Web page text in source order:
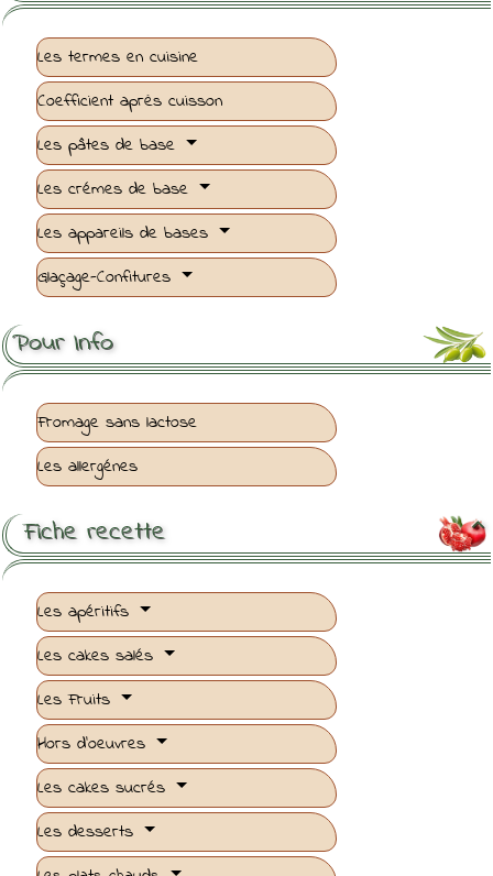
Les termes en cuisine
Coefficient après cuisson
Les pâtes de base
Les crémes de base
Les appareils de bases
Glaçage-Confitures
Pour Info
Fromage sans lactose
Les allergénes

Fiche recette
Les apéritifs
Les cakes salés
Les Fruits
Hors d'oeuvres
Les cakes sucrés
Les desserts